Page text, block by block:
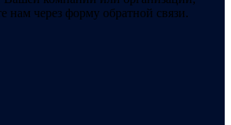
нам через форму обратной связи.